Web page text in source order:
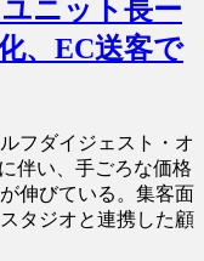
ニット長ー
、EC送客で
フダイジェスト・オ
伴い、手ごろな価格
伸びている。集客面
タジオと連携した顧